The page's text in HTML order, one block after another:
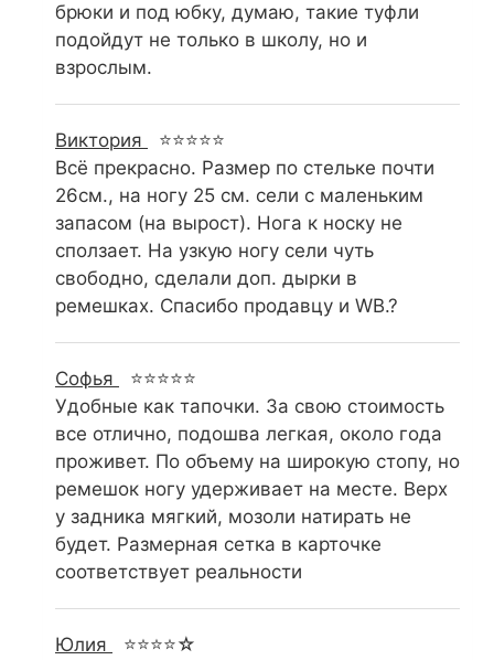
брюки и под юбку, думаю, такие туфли
подойдут не только в школу, но и
взрослым.
Виктория
⭐⭐⭐⭐⭐
Всё прекрасно. Размер по стельке почти
26см., на ногу 25 см. сели с маленьким
запасом (на вырост). Нога к носку не
сползает. На узкую ногу сели чуть
свободно, сделали доп. дырки в
ремешках. Спасибо продавцу и WB.?
Софья
⭐⭐⭐⭐⭐
Удобные как тапочки. За свою стоимость
все отлично, подошва легкая, около года
проживет. По объему на широкую стопу, но
ремешок ногу удерживает на месте. Верх
у задника мягкий, мозоли натирать не
будет. Размерная сетка в карточке
соответствует реальности
Юлия
⭐⭐⭐⭐☆